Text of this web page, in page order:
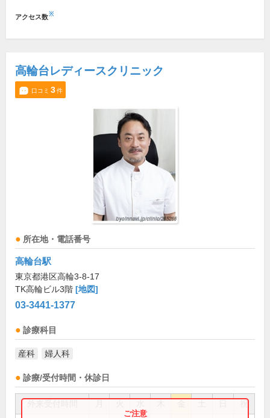
アクセス数※
高輪台レディースクリニック
口コミ 3件
所在地・電話番号
高輪台駅
東京都港区高輪3-8-17
TK高輪ビル3階 [地図]
03-3441-1377
診療科目
産科 婦人科
診療/受付時間・休診日
祝